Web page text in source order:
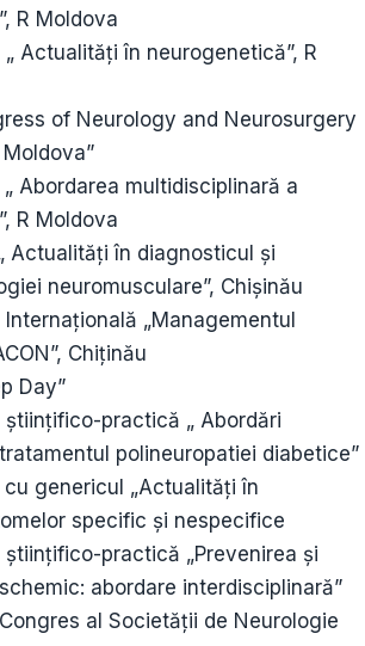
R Moldova
Actualități în neurogenetică”, R
of Neurology and Neurosurgery
Abordarea multidisciplinară a
R Moldova
Actualități în diagnosticul și
neuromusculare”, Chișinău
„Managementul
Chiținău
Day”
științifico-practică „ Abordări
polineuropatiei diabetice”
cu genericul „Actualități în
specific și nespecifice
științifico-practică „Prevenirea și
abordare interdisciplinară”
al Societății de Neurologie